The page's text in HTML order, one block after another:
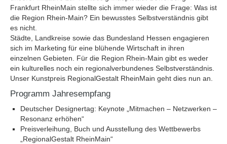
Frankfurt RheinMain stellte sich immer wieder die Frage: Was ist
die Region Rhein-Main? Ein bewusstes Selbstverständnis gibt
es nicht.
Städte, Landkreise sowie das Bundesland Hessen engagieren
sich im Marketing für eine blühende Wirtschaft in ihren
einzelnen Gebieten. Für die Region Rhein-Main gibt es weder
ein kulturelles noch ein regionalverbundenes Selbstverständnis.
Unser Kunstpreis RegionalGestalt RheinMain geht dies nun an.
Programm Jahresempfang
Deutscher Designertag: Keynote „Mitmachen – Netzwerken –
Resonanz erhöhen“
Preisverleihung, Buch und Ausstellung des Wettbewerbs
„RegionalGestalt RheinMain“